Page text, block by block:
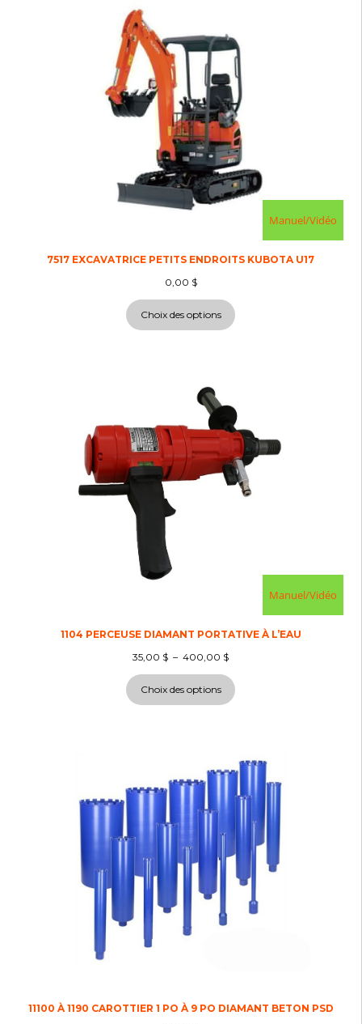
Manuel/Vidéo
7517 EXCAVATRICE PETITS ENDROITS KUBOTA U17
0,00 $
Choix des options
Manuel/Vidéo
1104 PERCEUSE DIAMANT PORTATIVE À L’EAU
35,00 $ – 400,00 $
Choix des options
11100 À 1190 CAROTTIER 1 PO À 9 PO DIAMANT BETON PSD